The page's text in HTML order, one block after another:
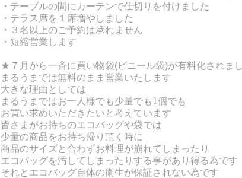
・テーブルの間にカーテンで仕切りを付けました
・テラス席を１席増やしました
・３名以上のご予約は承れません
・短縮営業します
★７月から一斉に買い物袋(ビニール袋)が有料化されま
まるうまでは無料のまま営業いたします
大きな理由としては
まるうまではお一人様でも少量でも1個でも
お買い求めいただきたいと考えています
皆さまがお持ちのエコバッグや袋では
少量の商品をお持ち帰り頂く時に
商品のサイズと合わずお料理が崩れてしまったり
エコバッグを汚してしまったりする事があり得る為です
それとエコバッグ自体の衛生が保証されない為です